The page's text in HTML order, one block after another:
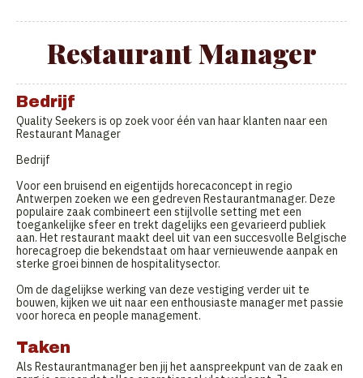
Restaurant Manager
Bedrijf
Quality Seekers is op zoek voor één van haar klanten naar een
Restaurant Manager
Bedrijf
Voor een bruisend en eigentijds horecaconcept in regio
Antwerpen zoeken we een gedreven Restaurantmanager. Deze
populaire zaak combineert een stijlvolle setting met een
toegankelijke sfeer en trekt dagelijks een gevarieerd publiek
aan. Het restaurant maakt deel uit van een succesvolle Belgische
horecagroep die bekendstaat om haar vernieuwende aanpak en
sterke groei binnen de hospitalitysector.
Om de dagelijkse werking van deze vestiging verder uit te
bouwen, kijken we uit naar een enthousiaste manager met passie
voor horeca en people management.
Taken
Als Restaurantmanager ben jij het aanspreekpunt van de zaak en